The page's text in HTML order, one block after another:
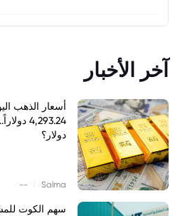
آخر الأخبار
دولار؟
Salma
--